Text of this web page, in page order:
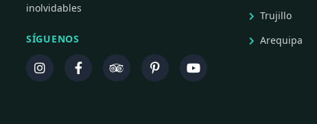
inolvidables
SÍGUENOS
Trujillo
Arequipa